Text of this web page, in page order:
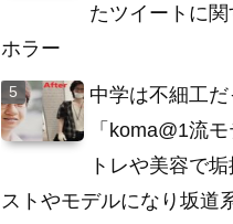
たツイートに
ホラー
中学は不細工
「koma@1流
トレや美容で
ストやモデルになり坂道